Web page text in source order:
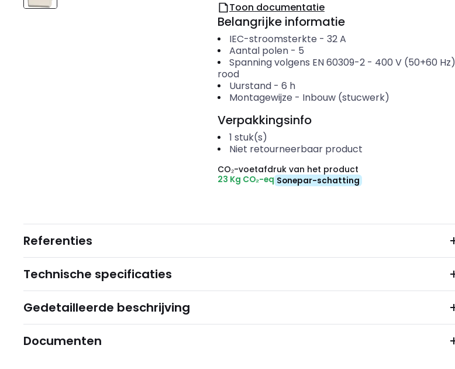
Toon documentatie
Belangrijke informatie
IEC-stroomsterkte - 32A
Aantal polen- 5
Spanning volgens EN 60309-2- 400 V (50+60 Hz)
rood
Uurstand- 6 h
Montagewijze - Inbouw (stucwerk)
Verpakkingsinfo
1 stuk(s)
Niet retourneerbaar product
CO₂-voetafdruk van het product
23 Kg CO₂-eq Sonepar-schatting
Referenties
Technische specificaties
Gedetailleerde beschrijving
Documenten